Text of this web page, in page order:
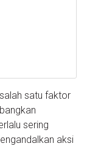
satu faktor
sering
aksi